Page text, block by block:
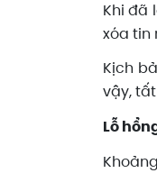
Khi đã
xóa tin
Kịch
vậy,
Lỗ